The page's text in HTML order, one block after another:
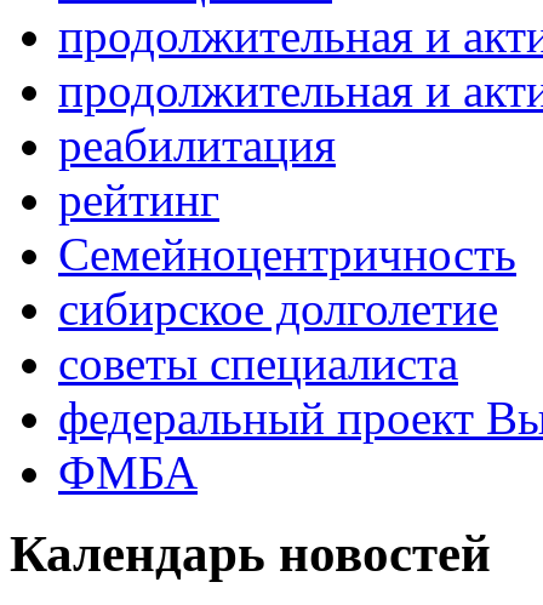
продолжительная и
продолжительная и
реабилитация
рейтинг
Семейноцентричность
сибирское долголетие
советы специалиста
федеральный проект
ФМБА
Календарь новостей